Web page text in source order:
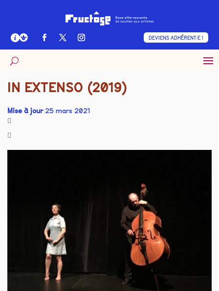
DEVIENS ADHÉRENT·E !
IN EXTENSO (2019)
Mise à jour25 mars 2021